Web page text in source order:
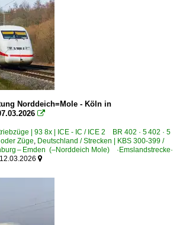
5 DB 078 · DR 78.1 preuß. T18
Logos
212 DB V 100.20
Norddeich=Mole - Köln in

| 93 8x | ICE - IC / ICE 2 BR 402 · 5 402 · 5
Züge, Deutschland / Strecken | KBS 300-399 /
– Emden (–Norddeich Mole) ·Emslandstrecke·
